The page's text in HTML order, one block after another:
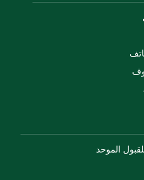
الموحد